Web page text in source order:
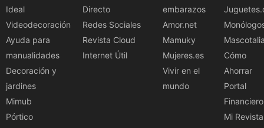
Ideal
Videodecoración
Ayuda para
manualidades
Decoración y
jardines
Mimub
Pórtico
Directo
Redes Sociales
Revista Cloud
Internet Útil
embarazos
Amor.net
Mamuky
Mujeres.es
Vivir en el
mundo
Cómo
Ahorrar
Portal
Financiero
Mi Revista